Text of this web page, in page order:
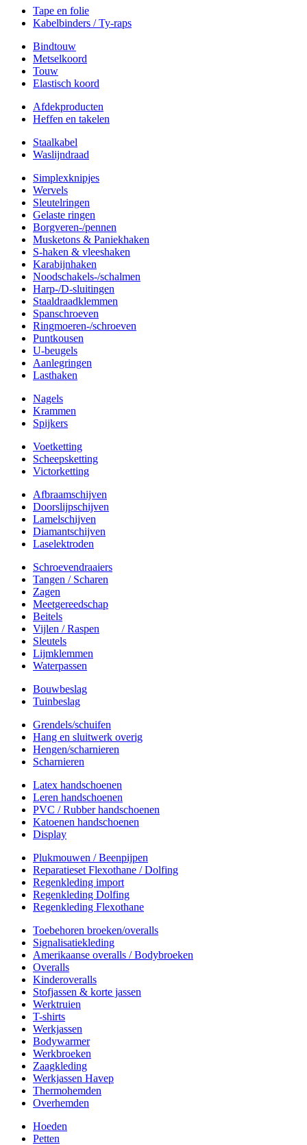
Tape en folie
Kabelbinders / Ty-raps
Bindtouw
Metselkoord
Touw
Elastisch koord
Afdekproducten
Heffen en takelen
Staalkabel
Waslijndraad
Simplexknipjes
Wervels
Sleutelringen
Gelaste ringen
Borgveren-/pennen
Musketons & Paniekhaken
S-haken & vleeshaken
Karabijnhaken
Noodschakels-/schalmen
Harp-/D-sluitingen
Staaldraadklemmen
Spanschroeven
Ringmoeren-/schroeven
Puntkousen
U-beugels
Aanlegringen
Lasthaken
Nagels
Krammen
Spijkers
Voetketting
Scheepsketting
Victorketting
Afbraamschijven
Doorslijpschijven
Lamelschijven
Diamantschijven
Laselektroden
Schroevendraaiers
Tangen / Scharen
Zagen
Meetgereedschap
Beitels
Vijlen / Raspen
Sleutels
Lijmklemmen
Waterpassen
Bouwbeslag
Tuinbeslag
Grendels/schuifen
Hang en sluitwerk overig
Hengen/scharnieren
Scharnieren
Latex handschoenen
Leren handschoenen
PVC / Rubber handschoenen
Katoenen handschoenen
Display
Plukmouwen / Beenpijpen
Reparatieset Flexothane / Dolfing
Regenkleding import
Regenkleding Dolfing
Regenkleding Flexothane
Toebehoren broeken/overalls
Signalisatiekleding
Amerikaanse overalls / Bodybroeken
Overalls
Kinderoveralls
Stofjassen & korte jassen
Werktruien
T-shirts
Werkjassen
Bodywarmer
Werkbroeken
Zaagkleding
Werkjassen Havep
Thermohemden
Overhemden
Hoeden
Petten